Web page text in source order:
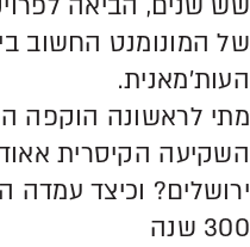
של המונומנט החשוב
העות'מאנית.
מתי לראשונה הוקפה
השקיעה הקיסרית
ירושלים? וכיצד
300 שנה